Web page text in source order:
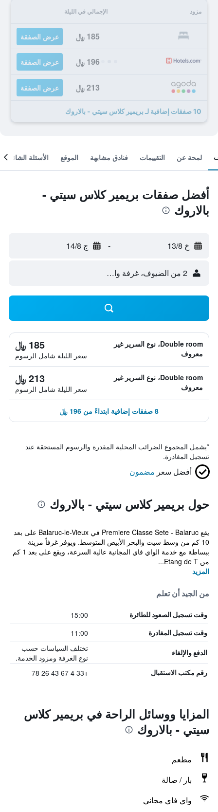
مزود الإجمالي في الليلة
185 ﷼ عرض الصفقة
196 ﷼ عرض الصفقة
213 ﷼ عرض الصفقة
10 صفقات إضافية لـ بريمير كلاس سيتي - بالاروك
لمحة عن التقييمات فنادق مشابهة الموقع الأسئلة الشائعة
أفضل صفقات بريمير كلاس سيتي -
بالاروك
خ 13/8 - ج 14/8
2 من الضيوف، غرفة واحدة
Double room، نوع السرير غير
معروف
185 ﷼
سعر الليلة شامل الرسوم
Double room، نوع السرير غير
معروف
213 ﷼
سعر الليلة شامل الرسوم
8 صفقات إضافية ابتداءً من 196 ﷼
*يشمل المجموع الضرائب المحلية المقدرة والرسوم المستحقة عند
تسجيل المغادرة.
أفضل سعر مضمون
حول بريمير كلاس سيتي - بالاروك
يقع Premiere Classe Sete - Balaruc في Balaruc-le-Vieux على بعد
10 كم من وسط سيت والبحر الأبيض المتوسط. ويوفر غرفاً مزينة
ببساطة مع خدمة الواي فاي المجانية عالية السرعة، ويقع على بعد 1 كم
من Etang de T...
المزيد
من الجيد أن تعلم
وقت تسجيل الصعود للطائرة 15:00
وقت تسجيل المغادرة 11:00
الدفع والإلغاء
تختلف السياسات حسب
نوع الغرفة ومزود الخدمة.
رقم مكتب الاستقبال +33 4 67 43 26 78
المزايا ووسائل الراحة في بريمير كلاس
سيتي - بالاروك
مطعم
بار / صالة
واي فاي مجاني